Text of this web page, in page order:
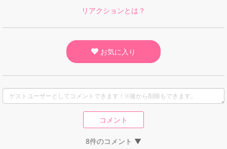
リアクションとは？
お気に入り
コメント
8件のコメント ▼